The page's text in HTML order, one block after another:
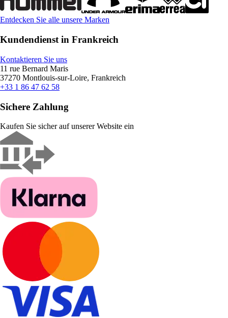
Entdecken Sie alle unsere Marken
Kundendienst in Frankreich
Kontaktieren Sie uns
11 rue Bernard Maris
37270 Montlouis-sur-Loire, Frankreich
+33 1 86 47 62 58
Sichere Zahlung
Kaufen Sie sicher auf unserer Website ein